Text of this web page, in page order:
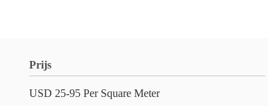
Prijs
USD 25-95 Per Square Meter